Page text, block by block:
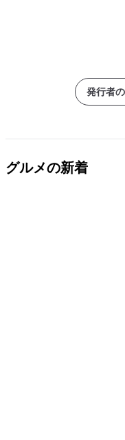
発行者
グルメの新着